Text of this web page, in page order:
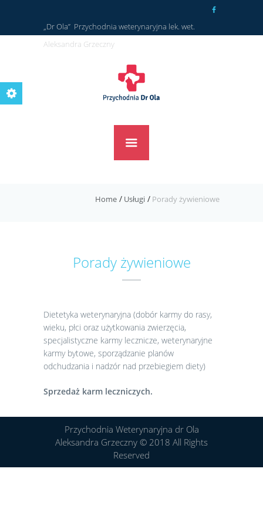
„Dr Ola” Przychodnia weterynaryjna lek. wet.
Aleksandra Grzeczny
Home Usługi Porady żywieniowe
Porady żywieniowe
Dietetyka weterynaryjna (dobór karmy do rasy,
wieku, płci oraz użytkowania zwierzęcia,
specjalistyczne karmy lecznicze, weterynaryjne
karmy bytowe, sporządzanie planów
odchudzania i nadzór nad przebiegiem diety)
Sprzedaż karm leczniczych.
Przychodnia Weterynaryjna dr Ola
Aleksandra Grzeczny © 2018 All Rights
Reserved